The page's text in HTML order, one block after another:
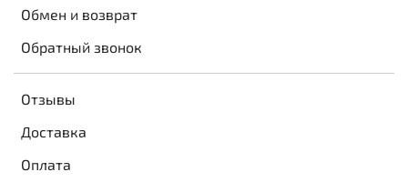
Обмен и возврат
Обратный звонок
Отзывы
Доставка
Оплата